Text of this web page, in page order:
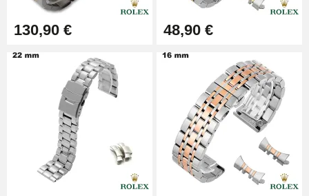
Pince Trou pour Bracelet de
Kit Horlogerie Débutant
Boîte Pompe Bracelet Montre -
Diamètre 1,50 mm - 8 à 25 mm
130,90 € 48,90 €